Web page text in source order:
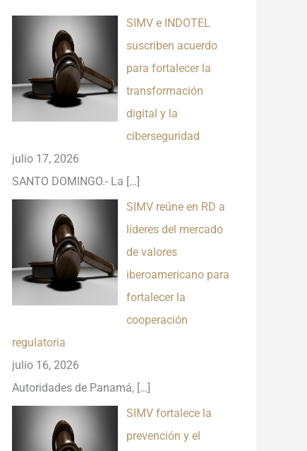
SIMV e INDOTEL
suscriben acuerdo
para fortalecer la
transformación
digital y la
ciberseguridad
julio 17, 2026
SANTO DOMINGO.- La […]
SIMV reúne en RD a
líderes del mercado
de valores
iberoamericano para
fortalecer la
cooperación
regulatoria
julio 16, 2026
Autoridades de Panamá, […]
SIMV fortalece la
prevención y el